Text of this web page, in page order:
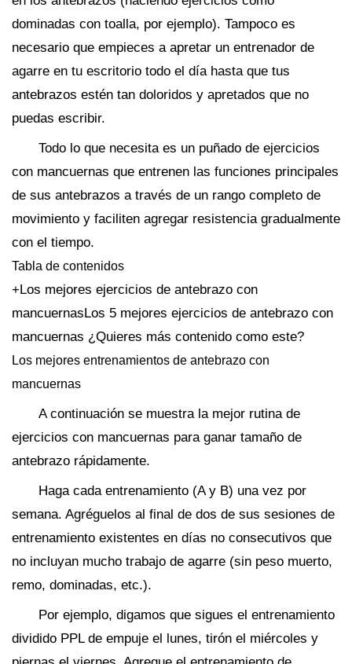
dominadas con toalla, por ejemplo). Tampoco es
necesario que empieces a apretar un entrenador de
agarre en tu escritorio todo el día hasta que tus
antebrazos estén tan doloridos y apretados que no
puedas escribir.
Todo lo que necesita es un puñado de ejercicios
con mancuernas que entrenen las funciones principales
de sus antebrazos a través de un rango completo de
movimiento y faciliten agregar resistencia gradualmente
con el tiempo.
Tabla de contenidos
+Los mejores ejercicios de antebrazo con
mancuernasLos 5 mejores ejercicios de antebrazo con
mancuernas ¿Quieres más contenido como este?
Los mejores entrenamientos de antebrazo con
mancuernas
A continuación se muestra la mejor rutina de
ejercicios con mancuernas para ganar tamaño de
antebrazo rápidamente.
Haga cada entrenamiento (A y B) una vez por
semana. Agréguelos al final de dos de sus sesiones de
entrenamiento existentes en días no consecutivos que
no incluyan mucho trabajo de agarre (sin peso muerto,
remo, dominadas, etc.).
Por ejemplo, digamos que sigues el entrenamiento
dividido PPL de empuje el lunes, tirón el miércoles y